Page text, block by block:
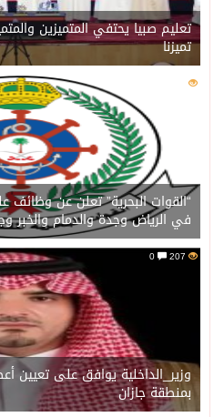
تعليم صبيا يحتفي المتميزين
تميزنا
211
“القوات البحرية” تعلن عن وظائف
في الرياض وجدة والدمام والخبر
207
وزير_الداخلية يوافق على تعيين
بمنطقة جازان